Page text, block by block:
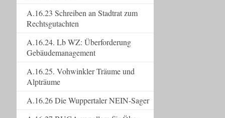
A.16.23 Schreiben an Stadtrat zum
Rechtsgutachten
A.16.24. Lb WZ: Überforderung
Gebäudemanagement
A.16.25. Vohwinkler Träume und
Alpträume
A.16.26 Die Wuppertaler NEIN-Sager